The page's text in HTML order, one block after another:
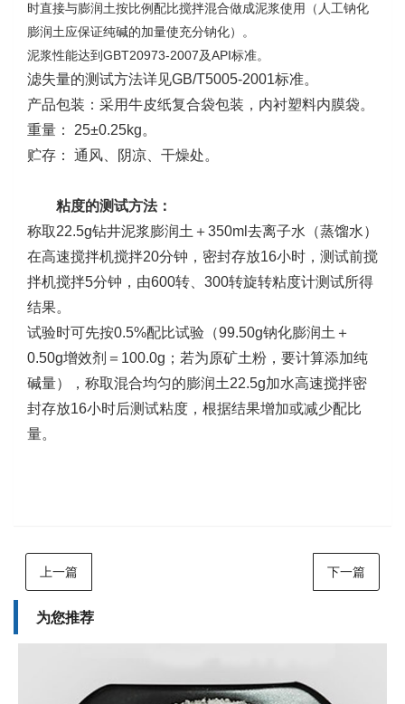
时直接与膨润土按比例配比搅拌混合做成泥浆使用（人工钠化
膨润土应保证纯碱的加量使充分钠化）。
泥浆性能达到GBT20973-2007及API标准。
滤失量的测试方法详见GB/T5005-2001标准。
产品包装：采用牛皮纸复合袋包装，内衬塑料内膜袋。
重量： 25±0.25kg。
贮存： 通风、阴凉、干燥处。
粘度的测试方法：
称取22.5g钻井泥浆膨润土＋350ml去离子水（蒸馏水）
在高速搅拌机搅拌20分钟，密封存放16小时，测试前搅
拌机搅拌5分钟，由600转、300转旋转粘度计测试所得
结果。
试验时可先按0.5%配比试验（99.50g钠化膨润土＋
0.50g增效剂＝100.0g；若为原矿土粉，要计算添加纯
碱量），称取混合均匀的膨润土22.5g加水高速搅拌密
封存放16小时后测试粘度，根据结果增加或减少配比
量。
上一篇 下一篇
为您推荐